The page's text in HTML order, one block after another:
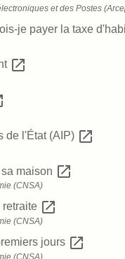
et des Postes
je payer la taxe
open_in_new
de l'État (AIP) open_in_new
maison open_in_new
(CNSA)
retraite open_in_new
(CNSA)
jours open_in_new
(CNSA)